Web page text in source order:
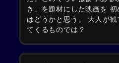
き」を題材にした映画を
はどうかと思う。 大人が
てくるものでは？